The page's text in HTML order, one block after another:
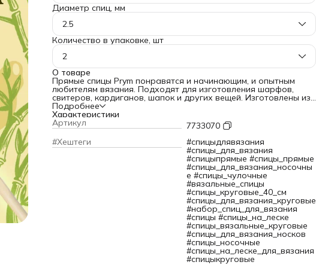
Диаметр спиц, мм
2.5
Количество в упаковке, шт
2
О товаре
Прямые спицы Prym понравятся и начинающим, и опытным
любителям вязания. Подходят для изготовления шарфов,
свитеров, кардиганов, шапок и других вещей. Изготовлены из
китайского бамбука, тщательно отполированы, что
обеспечивает легкое скольжение пряжи. Концы спиц
закруглены, они гладкие, без заусенцев не расщепляют пряжу
и не травмируют пальцы. Каждая спица имеет маркировку
размера, поэтому вы легко найдете нужный вариант.
Ограничитель препятствует соскальзыванию петель.
Спицы из бамбука имеют ряд преимуществ:
– Достаточно прочные, не гнутся.
– Приятные на ощупь, легкие, не раздражают кожу, во время
– Подходят для путешественников. Многие авиакомпании
разрешают брать бамбуковые спицы в салон лайнера вместе
– Удобны для вязания из деликатной пряжи – вискозы, шелка,
– Берегут суставы. Бамбуковой спицей легко подхватывать
– Подходят для новичков. Петли на бамбуковых спицах не
соскальзывают, такие спицы позволяют добиться желаемой
Подробнее
Характеристики
Артикул
7733070
#Хештеги
#спицыдлявязания
#спицы_для_вязания
#спицыпрямые #спицы_прямые
#спицы_для_вязания_носочны
е #спицы_чулочные
#вязальные_спицы
#спицы_круговые_40_см
#спицы_для_вязания_круговые
#набор_спиц_для_вязания
#спицы #спицы_на_леске
#спицы_вязальные_круговые
#спицы_для_вязания_носков
#спицы_носочные
#спицы_на_леске_для_вязания
#спицыкруговые